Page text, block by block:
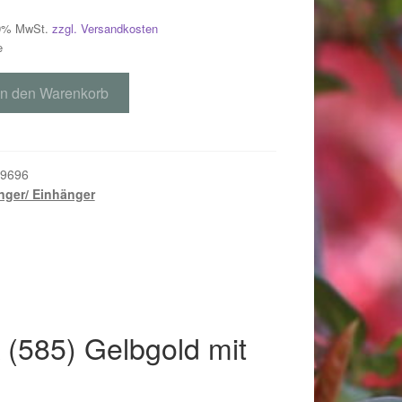
MwSt. zzgl. Versandkosten
den Warenkorb
Einhänger
Gelbgold mit